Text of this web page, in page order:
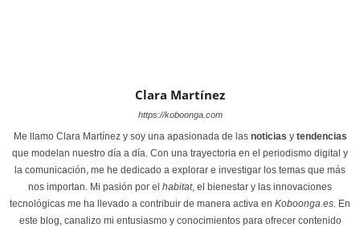
Clara Martínez
https://koboonga.com
Me llamo Clara Martínez y soy una apasionada de las noticias y tendencias
que modelan nuestro día a día. Con una trayectoria en el periodismo digital y
la comunicación, me he dedicado a explorar e investigar los temas que más
nos importan. Mi pasión por el habitat, el bienestar y las innovaciones
tecnológicas me ha llevado a contribuir de manera activa en Koboonga.es. En
este blog, canalizo mi entusiasmo y conocimientos para ofrecer contenido